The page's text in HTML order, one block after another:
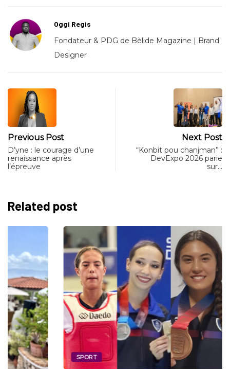
Oggi Regis
Fondateur & PDG de Bèlide Magazine | Brand
Designer
Previous Post
D’yne : le courage d’une
renaissance après
l’épreuve
Next Post
“Konbit pou chanjman” :
DevExpo 2026 parie
sur…
Related post
SPORT